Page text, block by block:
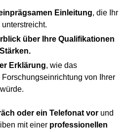
Einleitung, die Ihr
unterstreicht.
über Ihre Qualifikationen
Erklärung, wie das
von Ihrer
oder ein Telefonat vor und
mit einer professionellen